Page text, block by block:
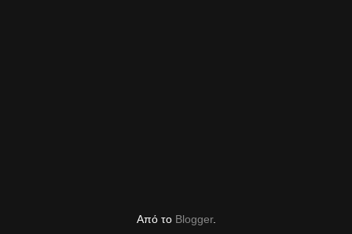
Από το Blogger.